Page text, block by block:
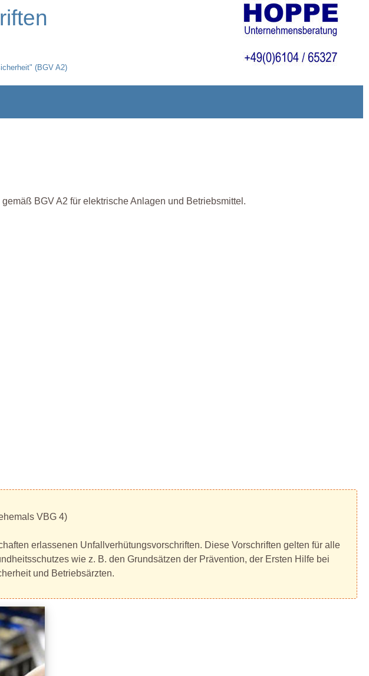
(BGV A2)
BGV A2 für elektrische Anlagen und Betriebsmittel.
VBG 4)
erlassenen Unfallverhütungsvorschriften. Diese Vorschriften gelten für alle
wie z. B. den Grundsätzen der Prävention, der Ersten Hilfe bei
und Betriebsärzten.